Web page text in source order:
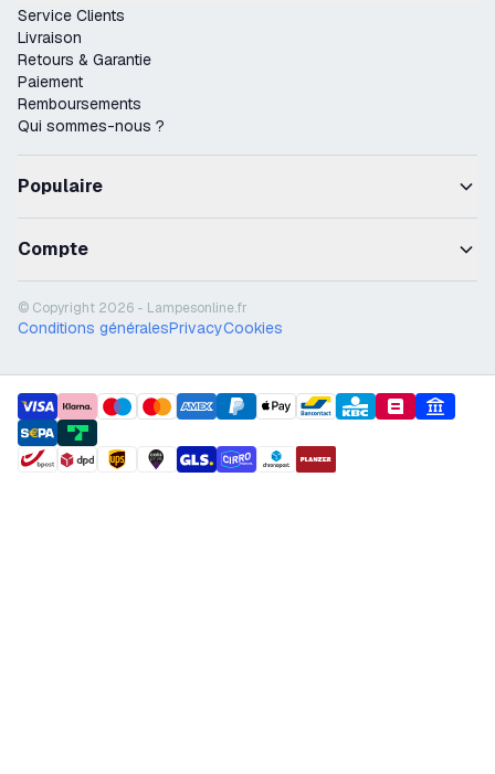
Service Clients
Livraison
Retours & Garantie
Paiement
Remboursements
Qui sommes-nous ?
Populaire
Compte
© Copyright 2026 - Lampesonline.fr
Conditions généralesPrivacyCookies
payment methods
shipment methods